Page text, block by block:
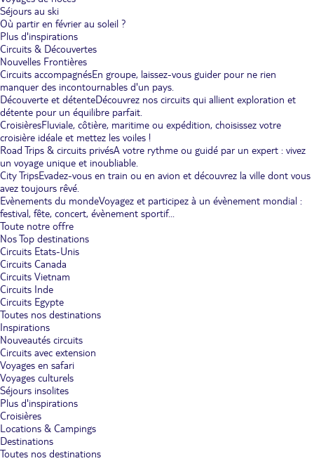
Séjours au ski
Où partir en février au soleil ?
Plus d'inspirations
Circuits & Découvertes
Nouvelles Frontières
Circuits accompagnésEn groupe, laissez-vous guider pour ne rien
manquer des incontournables d'un pays.
Découverte et détenteDécouvrez nos circuits qui allient exploration et
détente pour un équilibre parfait.
CroisièresFluviale, côtière, maritime ou expédition, choisissez votre
croisière idéale et mettez les voiles !
Road Trips & circuits privésA votre rythme ou guidé par un expert : vivez
un voyage unique et inoubliable.
City TripsEvadez-vous en train ou en avion et découvrez la ville dont vous
avez toujours rêvé.
Evènements du mondeVoyagez et participez à un évènement mondial :
festival, fête, concert, évènement sportif...
Toute notre offre
Nos Top destinations
Circuits Etats-Unis
Circuits Canada
Circuits Vietnam
Circuits Inde
Circuits Egypte
Toutes nos destinations
Inspirations
Nouveautés circuits
Circuits avec extension
Voyages en safari
Voyages culturels
Séjours insolites
Plus d'inspirations
Croisières
Locations & Campings
Destinations
Toutes nos destinations